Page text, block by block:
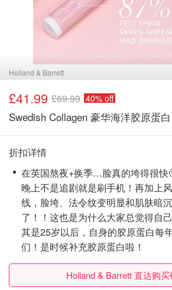
Holland & Barrett
£41.99 £69.99 40% off
Swedish Collagen 豪华海洋胶原蛋
折扣详情
在英国熬夜+换季…脸真的垮得很快
晚上不是追剧就是刷手机！再加上
线，脸垮、法令纹变明显和肌肤暗
了！！这也是为什么大家总觉得自
其是25岁以后，自身的胶原蛋白每
们！是时候补充胶原蛋白啦！
Holland & Barrett 直达购